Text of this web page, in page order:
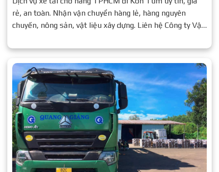
rẻ, an toàn. Nhận vận chuyển hàng lẻ, hàng nguyên
chuyến, nông sản, vật liệu xây dựng. Liên hệ Công ty Vận